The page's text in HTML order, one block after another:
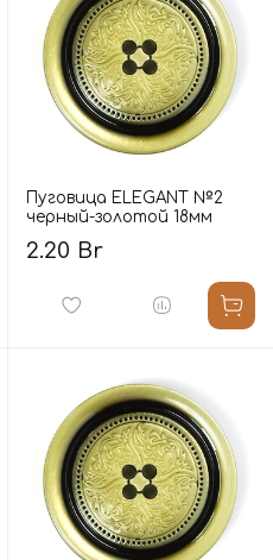
Пуговица ELEGANT №2
черный-золотой 18мм
2.20 Br